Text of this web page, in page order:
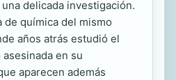
delicada investigación.
de química del mismo
años atrás estudió el
en su
aparecen además